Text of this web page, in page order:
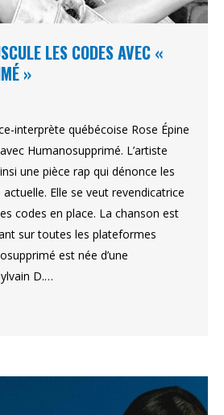
LES CODES AVEC «
»
interprète québécoise Rose Épine
Humanosupprimé. L’artiste
une pièce rap qui dénonce les
Elle se veut revendicatrice
codes en place. La chanson est
sur toutes les plateformes
est née d’une
D.…